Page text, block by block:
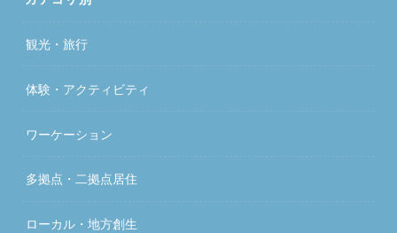
観光・旅行
体験・アクティビティ
ワーケーション
多拠点・二拠点居住
ローカル・地方創生